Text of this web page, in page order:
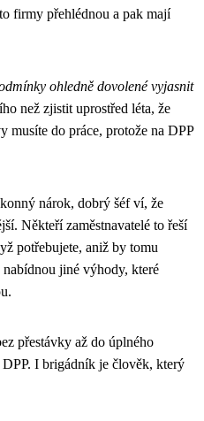
firmy přehlédnou a pak mají
ohledně dovolené vyjasnit
než zjistit uprostřed léta, že
musíte do práce, protože na DPP
nárok, dobrý šéf ví, že
Někteří zaměstnavatelé to řeší
potřebujete, aniž by tomu
jiné výhody, které
přestávky až do úplného
I brigádník je člověk, který